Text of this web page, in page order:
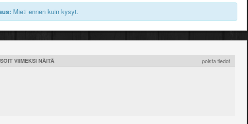
Mieti ennen kuin kysyt.
poista tiedot
VIIMEKSI NÄITÄ